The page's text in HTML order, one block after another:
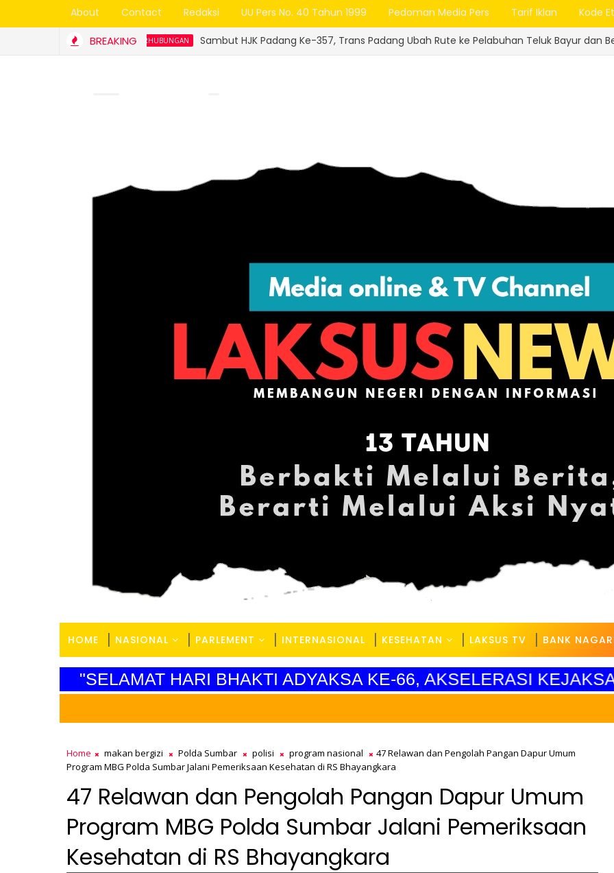
About Contact Redaksi UU Pers No. 40 Tahun 1999 Pedoman Media Pers Tarif Iklan Kode
BREAKING
DINAS PERHUBUNGAN Sambut HJK Padang Ke-357, Trans Padang Ubah Rute ke Pelabuhan Teluk Bayur dan Berlakukan Tarif Rp1
HOME NASIONAL PARLEMENT INTERNASIONAL KESEHATAN LAKSUS TV BANK
"SELAMAT HARI BHAKTI ADYAKSA KE-66, AKSELERASI
Home makan bergizi Polda Sumbar polisi program nasional
47 Relawan dan Pengolah Pangan Dapur Umum
Program MBG Polda Sumbar Jalani Pemeriksaan Kesehatan di RS Bhayangkara
47 Relawan dan Pengolah Pangan Dapur Umum
Program MBG Polda Sumbar Jalani Pemeriksaan
Kesehatan di RS Bhayangkara